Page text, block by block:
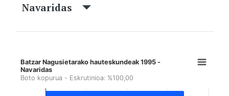
Navaridas
Batzar Nagusietarako hauteskundeak 1995 -
Navaridas
Boto kopurua - Eskrutinioa: %100,00